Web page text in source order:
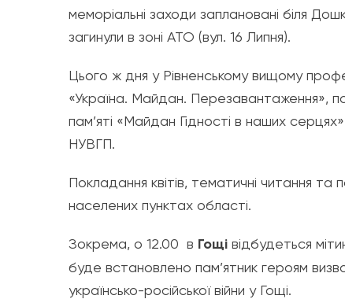
меморіальні заходи заплановані біля
загинули в зоні АТО (вул. 16 Липня).
Цього ж дня у Рівненському вищому
«Україна. Майдан. Перезавантаження»,
пам’яті «Майдан Гідності в наших
НУВГП.
Покладання квітів, тематичні читання
населених пунктах області.
Зокрема, о 12.00 в Гощі відбудеться
буде встановлено пам’ятник героям
українсько-російської війни у Гощі.